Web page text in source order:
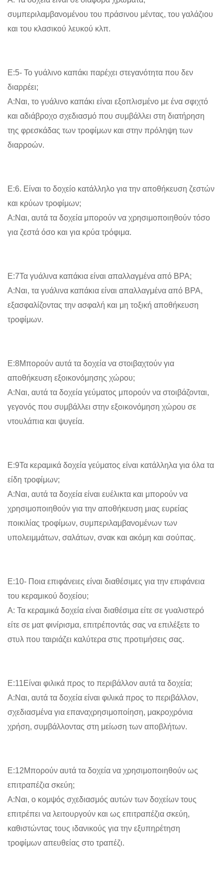
συμπεριλαμβανομένου του πράσινου μέντας, του γαλάζιου
και του κλασικού λευκού κλπ.
Ε:5- Το γυάλινο καπάκι παρέχει στεγανότητα που δεν
διαρρέει;
Α:Ναι, το γυάλινο καπάκι είναι εξοπλισμένο με ένα σφιχτό
και αδιάβροχο σχεδιασμό που συμβάλλει στη διατήρηση
της φρεσκάδας των τροφίμων και στην πρόληψη των
διαρροών.
Ε:6. Είναι το δοχείο κατάλληλο για την αποθήκευση ζεστών
και κρύων τροφίμων;
Α:Ναι, αυτά τα δοχεία μπορούν να χρησιμοποιηθούν τόσο
για ζεστά όσο και για κρύα τρόφιμα.
Ε:7Τα γυάλινα καπάκια είναι απαλλαγμένα από BPA;
Α:Ναι, τα γυάλινα καπάκια είναι απαλλαγμένα από BPA,
εξασφαλίζοντας την ασφαλή και μη τοξική αποθήκευση
τροφίμων.
Ε:8Μπορούν αυτά τα δοχεία να στοιβαχτούν για
αποθήκευση εξοικονόμησης χώρου;
Α:Ναι, αυτά τα δοχεία γεύματος μπορούν να στοιβάζονται,
γεγονός που συμβάλλει στην εξοικονόμηση χώρου σε
ντουλάπια και ψυγεία.
Ε:9Τα κεραμικά δοχεία γεύματος είναι κατάλληλα για όλα τα
είδη τροφίμων;
Α:Ναι, αυτά τα δοχεία είναι ευέλικτα και μπορούν να
χρησιμοποιηθούν για την αποθήκευση μιας ευρείας
ποικιλίας τροφίμων, συμπεριλαμβανομένων των
υπολειμμάτων, σαλάτων, σνακ και ακόμη και σούπας.
Ε:10- Ποια επιφάνειες είναι διαθέσιμες για την επιφάνεια
του κεραμικού δοχείου;
Α: Τα κεραμικά δοχεία είναι διαθέσιμα είτε σε γυαλιστερό
είτε σε ματ φινίρισμα, επιτρέποντάς σας να επιλέξετε το
στυλ που ταιριάζει καλύτερα στις προτιμήσεις σας.
Ε:11Είναι φιλικά προς το περιβάλλον αυτά τα δοχεία;
Α:Ναι, αυτά τα δοχεία είναι φιλικά προς το περιβάλλον,
σχεδιασμένα για επαναχρησιμοποίηση, μακροχρόνια
χρήση, συμβάλλοντας στη μείωση των αποβλήτων.
Ε:12Μπορούν αυτά τα δοχεία να χρησιμοποιηθούν ως
επιτραπέζια σκεύη;
Α:Ναι, ο κομψός σχεδιασμός αυτών των δοχείων τους
επιτρέπει να λειτουργούν και ως επιτραπέζια σκεύη,
καθιστώντας τους ιδανικούς για την εξυπηρέτηση
τροφίμων απευθείας στο τραπέζι.